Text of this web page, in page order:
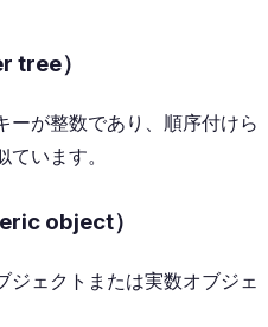
tree）
ーが整数であり、順序付けら
います。
object）
ジェクトまたは実数オブジェ